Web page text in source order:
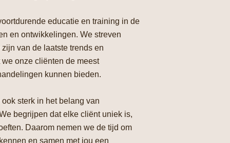
educatie en training in de
en ontwikkelingen. We streven
van de laatste trends en
onze cliënten de meest
kunnen bieden.
sterk in het belang van
begrijpen dat elke cliënt uniek is,
Daarom nemen we de tijd om
en samen met jou een